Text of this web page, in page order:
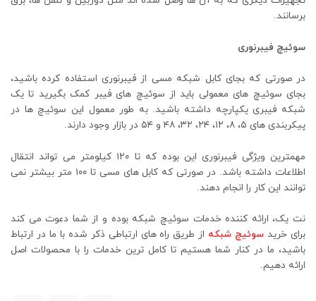
برسانند.
سوئیچ فیبرنوری
در صورتی که بجای کابل شبکه مسی از فیبرنوری استفاده کرده باشید،
بجای سوئیچ های معمولی باید از سوئیچ های فیبر کمک بگیرید تا یک
شبکه فیبری یکپارچه داشته باشید. به طور معمول این سوئیچ ها در
پیکربندی های ۵، ۸، ۱۲، ۲۴، ۳۲، ۴۸ و ۵۴ در بازار وجود دارند.
مهمترین ویژگی فیبرنوری این بوده که تا ۱۲۰ کیلومتر می تواند انتقال
اطلاعات داشته باشد. در صورتی که کابل های مسی تا ۱۰۰ متر بیشتر نمی
توانند این کار را انجام دهند.
نت یک، ارائه کننده خدمات سوئیچ شبکه بوده و از شما دعوت می کند
برای خرید سوئیچ شبکه از طریق راه های ارتباطی ذکر شده با ما در ارتباط
باشید، ما در کنار شما هستیم تا کامل ترین خدمات را با محصولات اصل
ارائه دهیم.